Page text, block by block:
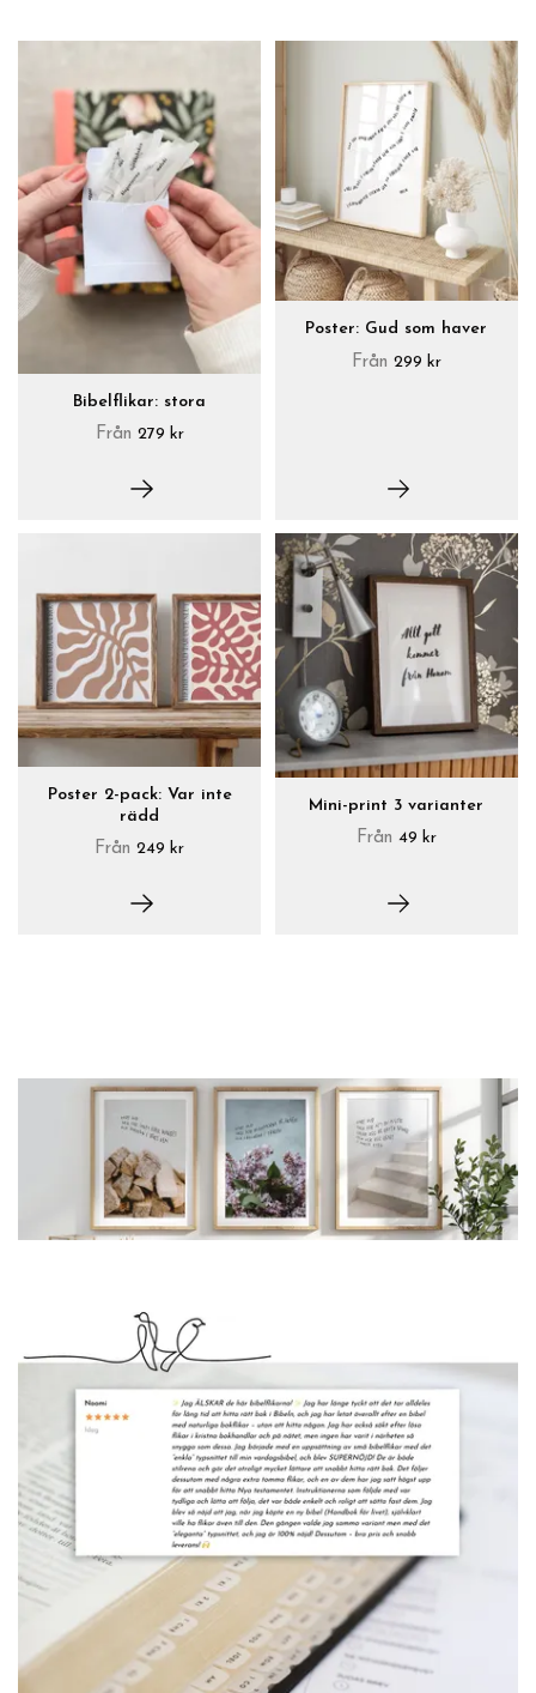
Bibelflikar: stora
Från 279 kr
Poster: Gud som haver
Från 299 kr
Poster 2-pack: Var inte
rädd
Från 249 kr
Mini-print 3 varianter
Från 49 kr